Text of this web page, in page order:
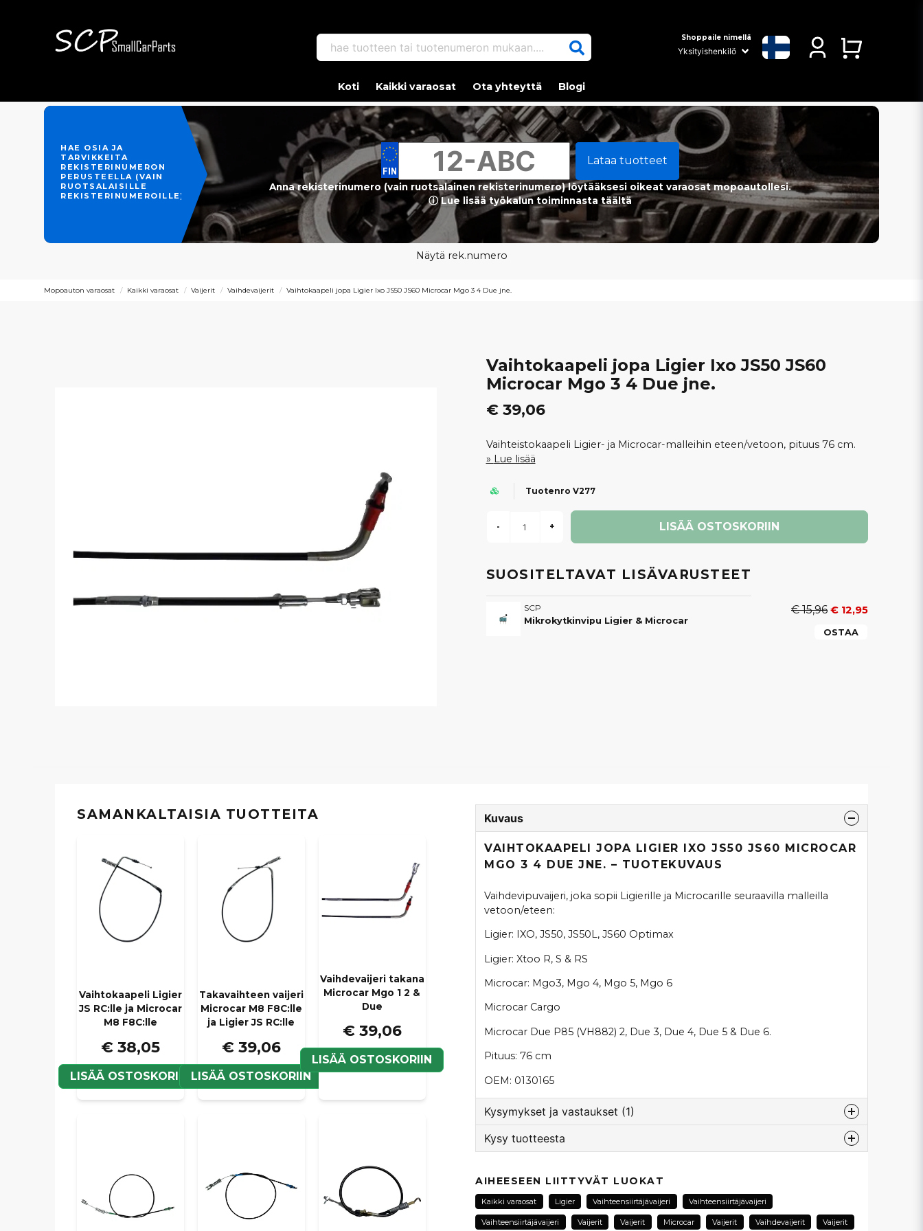
hae tuotteen tai tuotenumeron mukaan.... Shoppaile nimellä
Koti Kaikki varaosat Ota yhteyttä Blogi
HAE OSIA JA
TARVIKKEITA
REKISTERINUMERON
PERUSTEELLA (VAIN
RUOTSALAISILLE
REKISTERINUMEROILLE)
Lataa tuotteet
Anna rekisterinumero (vain ruotsalainen rekisterinumero) löytääksesi oikeat varaosat mopoautollesi.
ⓘ Lue lisää työkalun toiminnasta täältä
Näytä rek.numero
Mopoauton varaosat Kaikki varaosat Vaijerit Vaihdevaijerit Vaihtokaapeli jopa Ligier Ixo JS50 JS60 Microcar Mgo 3 4 Due jne.
Vaihtokaapeli jopa Ligier Ixo JS50 JS60
Microcar Mgo 3 4 Due jne.
€ 39,06
Vaihteistokaapeli Ligier- ja Microcar-malleihin eteen/vetoon, pituus 76 cm.
Lue lisää
Tuotenro V277
- + LISÄÄ OSTOSKORIIN
SUOSITELTAVAT LISÄVARUSTEET
SCP
Mikrokytkinvipu Ligier & Microcar
€ 15,96 € 12,95
OSTAA
SAMANKALTAISIA ​​TUOTTEITA
Vaihtokaapeli Ligier
JS RC:lle ja Microcar
M8 F8C:lle
€ 38,05
LISÄÄ OSTOSKORIIN
Takavaihteen vaijeri
Microcar M8 F8C:lle
ja Ligier JS RC:lle
€ 39,06
LISÄÄ OSTOSKORIIN
Vaihdevaijeri takana
Microcar Mgo 1 2 &
Due
€ 39,06
LISÄÄ OSTOSKORIIN
Kuvaus
VAIHTOKAAPELI JOPA LIGIER IXO JS50 JS60 MICROCAR
MGO 3 4 DUE JNE. – TUOTEKUVAUS
Vaihdevipuvaijeri, joka sopii Ligierille ja Microcarille seuraavilla malleilla
vetoon/eteen:
Ligier: IXO, JS50, JS50L, JS60 Optimax
Ligier: Xtoo R, S & RS
Microcar: Mgo3, Mgo 4, Mgo 5, Mgo 6
Microcar Cargo
Microcar Due P85 (VH882) 2, Due 3, Due 4, Due 5 & Due 6.
Pituus: 76 cm
OEM: 0130165
Kysymykset ja vastaukset (1)
Årsmodell 2015 Modell JS50LDCI. Har sett att dom säljs i olika längder,
därav min fråga. mvh Björn Tegelberg
Kauppa vastasi
Kysy tuotteesta
Kysy meiltä tästä tuotteesta...
AIHEESEEN LIITTYVÄT LUOKAT
Kaikki varaosat Ligier Vaihteensiirtäjävaijeri Vaihteensiirtäjävaijeri
Vaihteensiirtäjävaijeri Vaijerit Vaijerit Microcar Vaijerit Vaihdevaijerit Vaijerit